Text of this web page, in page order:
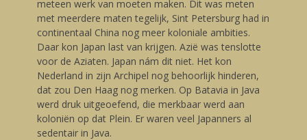
meteen werk van moeten maken. Dit was meten
met meerdere maten tegelijk, Sint Petersburg had in
continentaal China nog meer koloniale ambities.
Daar kon Japan last van krijgen. Azië was tenslotte
voor de Aziaten. Japan nám dit niet. Het kon
Nederland in zijn Archipel nog behoorlijk hinderen,
dat zou Den Haag nog merken. Op Batavia in Java
werd druk uitgeoefend, die merkbaar werd aan
koloniën op dat Plein. Er waren veel Japanners al
sedentair in Java.